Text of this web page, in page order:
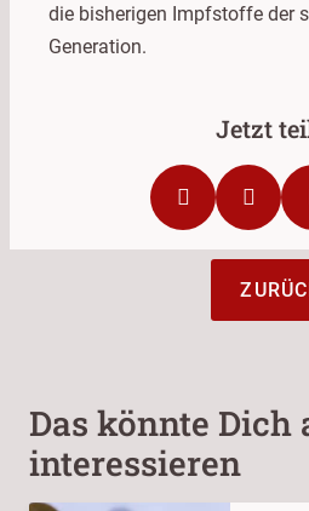
die bisherigen Impfstoffe der
Generation.
Das könnte Dich
interessieren